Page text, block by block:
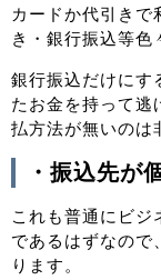
カードか代引きで
き・銀行振込等色
銀行振込だけにす
たお金を持って逃
払方法が無いのは
・振込先が
これも普通にビジ
であるはずなので
ります。